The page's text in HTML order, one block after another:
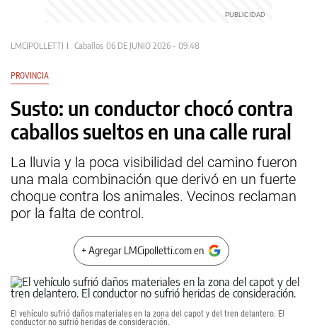
LMCIPOLLETTI Caballos 06 DE JUNIO 2026 - 09:48
PROVINCIA
Susto: un conductor chocó contra
caballos sueltos en una calle rural
La lluvia y la poca visibilidad del camino fueron
una mala combinación que derivó en un fuerte
choque contra los animales. Vecinos reclaman
por la falta de control.
+ Agregar LMCipolletti.com en
El vehículo sufrió daños materiales en la zona del capot y del tren delantero. El
conductor no sufrió heridas de consideración.